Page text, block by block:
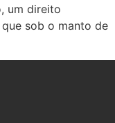
um direito
sob o manto de